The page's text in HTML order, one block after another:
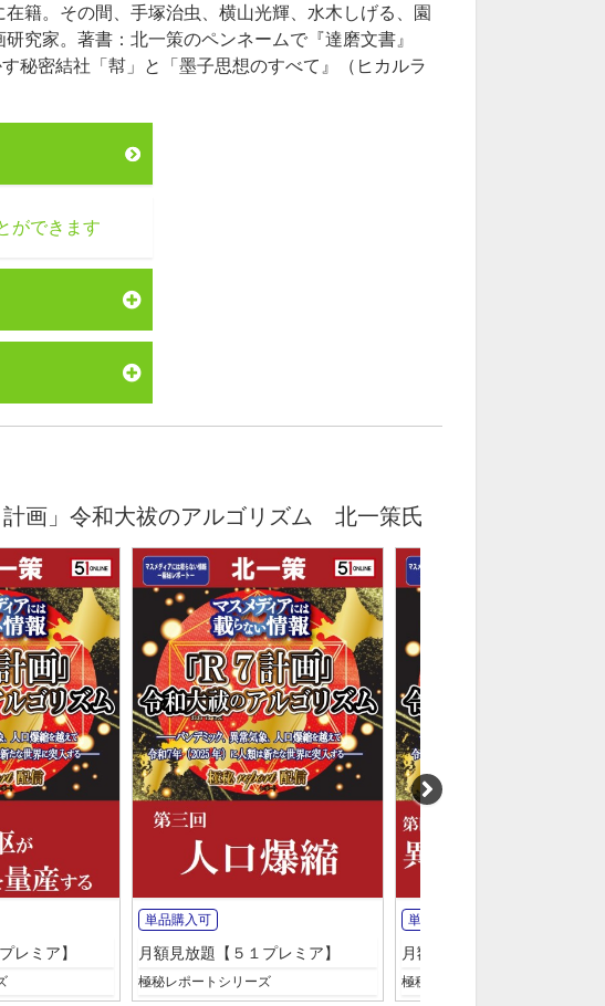
籍。その間、手塚治虫、横山光輝、水木しげる、園
究家。著書：北一策のペンネームで『達磨文書』
秘密結社「幇」と「墨子思想のすべて』（ヒカルラ
ができます
画」令和大祓のアルゴリズム 北一策氏
レミア】
単品購入可
月額見放題【５１プレミア】
極秘レポートシリーズ
単品購入可
月額見放題【５１プレミア】
極秘レポートシリーズ